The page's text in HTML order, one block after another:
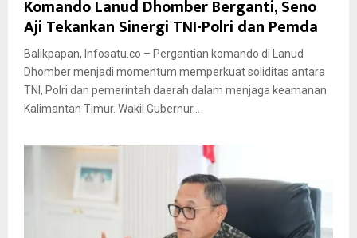
Komando Lanud Dhomber Berganti, Seno
Aji Tekankan Sinergi TNI-Polri dan Pemda
Balikpapan, Infosatu.co – Pergantian komando di Lanud
Dhomber menjadi momentum memperkuat soliditas antara
TNI, Polri dan pemerintah daerah dalam menjaga keamanan
Kalimantan Timur. Wakil Gubernur...